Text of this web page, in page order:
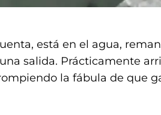
está en el agua,
salida. Prácticamente
la fábula de que